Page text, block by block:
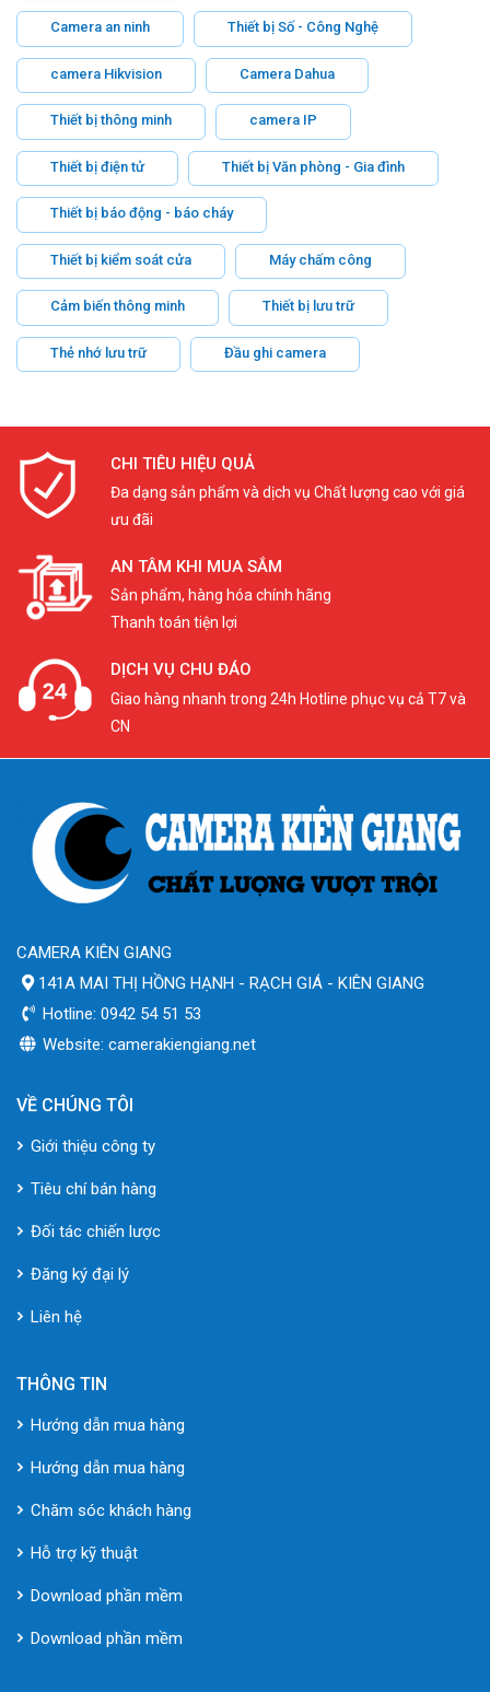
Camera an ninh Thiết bị Số - Công Nghệ
camera Hikvision Camera Dahua
Thiết bị thông minh camera IP
Thiết bị điện tử Thiết bị Văn phòng - Gia đình
Thiết bị báo động - báo cháy
Thiết bị kiểm soát cửa Máy chấm công
Cảm biến thông minh Thiết bị lưu trữ
Thẻ nhớ lưu trữ Đầu ghi camera
CHI TIÊU HIỆU QUẢ
Đa dạng sản phẩm và dịch vụ Chất lượng cao với giá
ưu đãi
AN TÂM KHI MUA SẮM
Sản phẩm, hàng hóa chính hãng
Thanh toán tiện lợi
DỊCH VỤ CHU ĐÁO
Giao hàng nhanh trong 24h Hotline phục vụ cả T7 và
CN
CAMERA KIÊN GIANG
141A MAI THỊ HỒNG HẠNH - RẠCH GIÁ - KIÊN GIANG
Hotline: 0942 54 51 53
Website: camerakiengiang.net
VỀ CHÚNG TÔI
Giới thiệu công ty
Tiêu chí bán hàng
Đối tác chiến lược
Đăng ký đại lý
Liên hệ
THÔNG TIN
Hướng dẫn mua hàng
Hướng dẫn mua hàng
Chăm sóc khách hàng
Hỗ trợ kỹ thuật
Download phần mềm
Download phần mềm